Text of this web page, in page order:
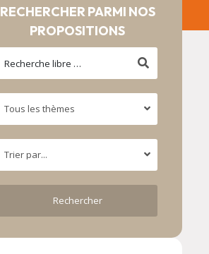
RECHERCHER PARMI NOS
PROPOSITIONS